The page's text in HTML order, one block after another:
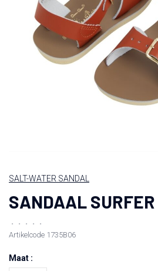
SALT-WATER SANDAL
SANDAAL
• • • •
•
Artikelcode 1735B06
Maat :